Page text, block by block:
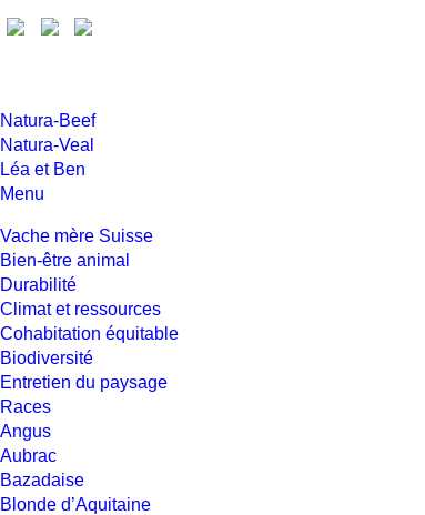
Natura-Beef
Natura-Veal
Léa et Ben
Menu
Vache mère Suisse
Bien-être animal
Durabilité
Climat et ressources
Cohabitation équitable
Biodiversité
Entretien du paysage
Races
Angus
Aubrac
Bazadaise
Blonde d’Aquitaine